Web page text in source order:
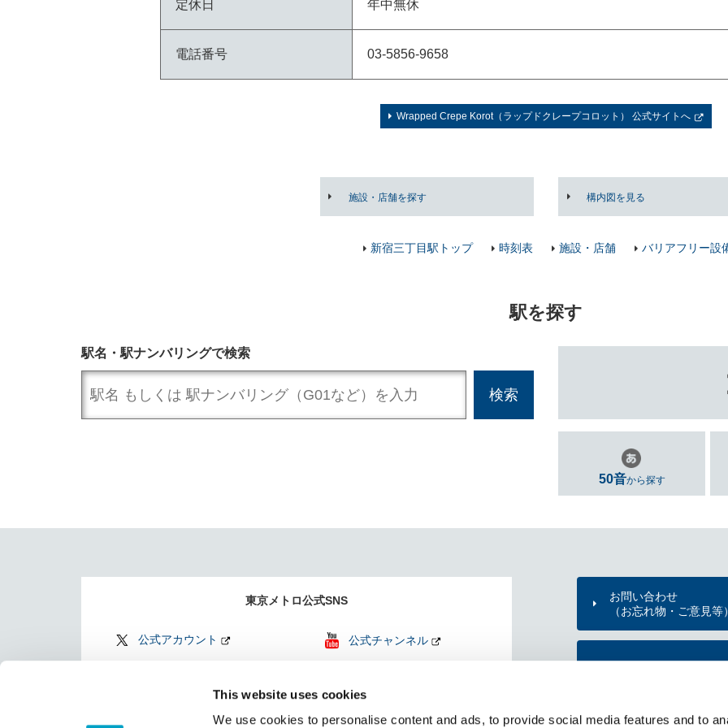
This website uses cookies
We use cookies to personalise content and ads, to provide social media features and to
定休日 年中無休
電話番号 03-5856-9658
Wrapped Crepe Korot（ラップドクレープコロット） 公式サイトへ
施設・店舗を探す 構内図を見る
新宿三丁目駅トップ 時刻表 施設・店舗 バリアフリー設
駅を探す
駅名・駅ナンバリングで検索
50音から探す
東京メトロ公式SNS
公式アカウント 公式チャンネル
お問い合わせ
（お忘れ物・ご意見等